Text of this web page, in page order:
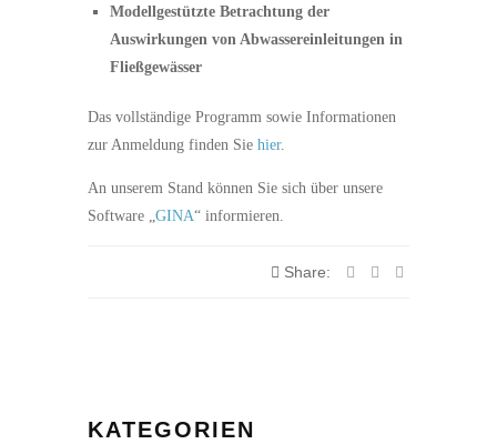
Modellgestützte Betrachtung der
Auswirkungen von Abwassereinleitungen in
Fließgewässer
Das vollständige Programm sowie Informationen
zur Anmeldung finden Sie hier.
An unserem Stand können Sie sich über unsere
Software „ GINA“ informieren.
Share:
KATEGORIEN